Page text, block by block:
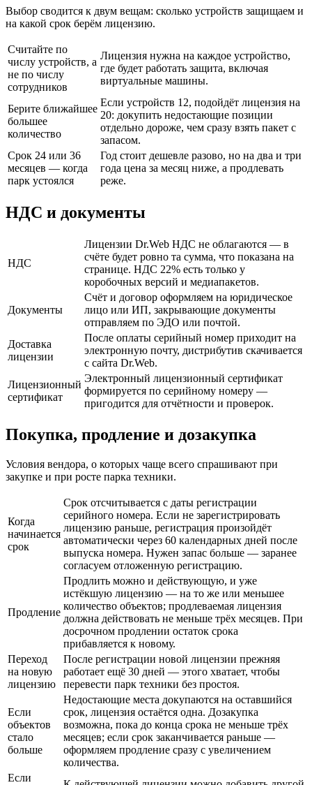
Выбор сводится к двум вещам: сколько устройств защищаем и
на какой срок берём лицензию.
Считайте по
числу устройств, а
не по числу
сотрудников
Лицензия нужна на каждое устройство,
где будет работать защита, включая
виртуальные машины.
Берите ближайшее
большее
количество
Если устройств 12, подойдёт лицензия на
20: докупить недостающие позиции
отдельно дороже, чем сразу взять пакет с
запасом.
Срок 24 или 36
месяцев — когда
парк устоялся
Год стоит дешевле разово, но на два и три
года цена за месяц ниже, а продлевать
реже.
НДС и документы
НДС
Лицензии Dr.Web НДС не облагаются — в
счёте будет ровно та сумма, что показана на
странице. НДС 22% есть только у
коробочных версий и медиапакетов.
Документы
Счёт и договор оформляем на юридическое
лицо или ИП, закрывающие документы
отправляем по ЭДО или почтой.
Доставка
лицензии
После оплаты серийный номер приходит на
электронную почту, дистрибутив скачивается
с сайта Dr.Web.
Лицензионный
сертификат
Электронный лицензионный сертификат
формируется по серийному номеру —
пригодится для отчётности и проверок.
Покупка, продление и дозакупка
Условия вендора, о которых чаще всего спрашивают при
закупке и при росте парка техники.
Когда
начинается
срок
Срок отсчитывается с даты регистрации
серийного номера. Если не зарегистрировать
лицензию раньше, регистрация произойдёт
автоматически через 60 календарных дней после
выпуска номера. Нужен запас больше — заранее
согласуем отложенную регистрацию.
Продление
Продлить можно и действующую, и уже
истёкшую лицензию — на то же или меньшее
количество объектов; продлеваемая лицензия
должна действовать не меньше трёх месяцев. При
досрочном продлении остаток срока
прибавляется к новому.
Переход
на новую
лицензию
После регистрации новой лицензии прежняя
работает ещё 30 дней — этого хватает, чтобы
перевести парк техники без простоя.
Если
объектов
стало
больше
Недостающие места докупаются на оставшийся
срок, лицензия остаётся одна. Дозакупка
возможна, пока до конца срока не меньше трёх
месяцев; если срок заканчивается раньше —
оформляем продление сразу с увеличением
количества.
Если